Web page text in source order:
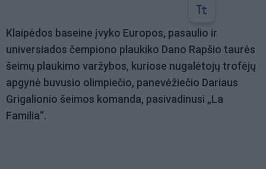
Klaipėdos baseine įvyko Europos, pasaulio ir
universiados čempiono plaukiko Dano Rapšio taurės
šeimų plaukimo varžybos, kuriose nugalėtojų trofėjų
apgynė buvusio olimpiečio, panevėžiečio Dariaus
Grigalionio šeimos komanda, pasivadinusi „La
Familia“.